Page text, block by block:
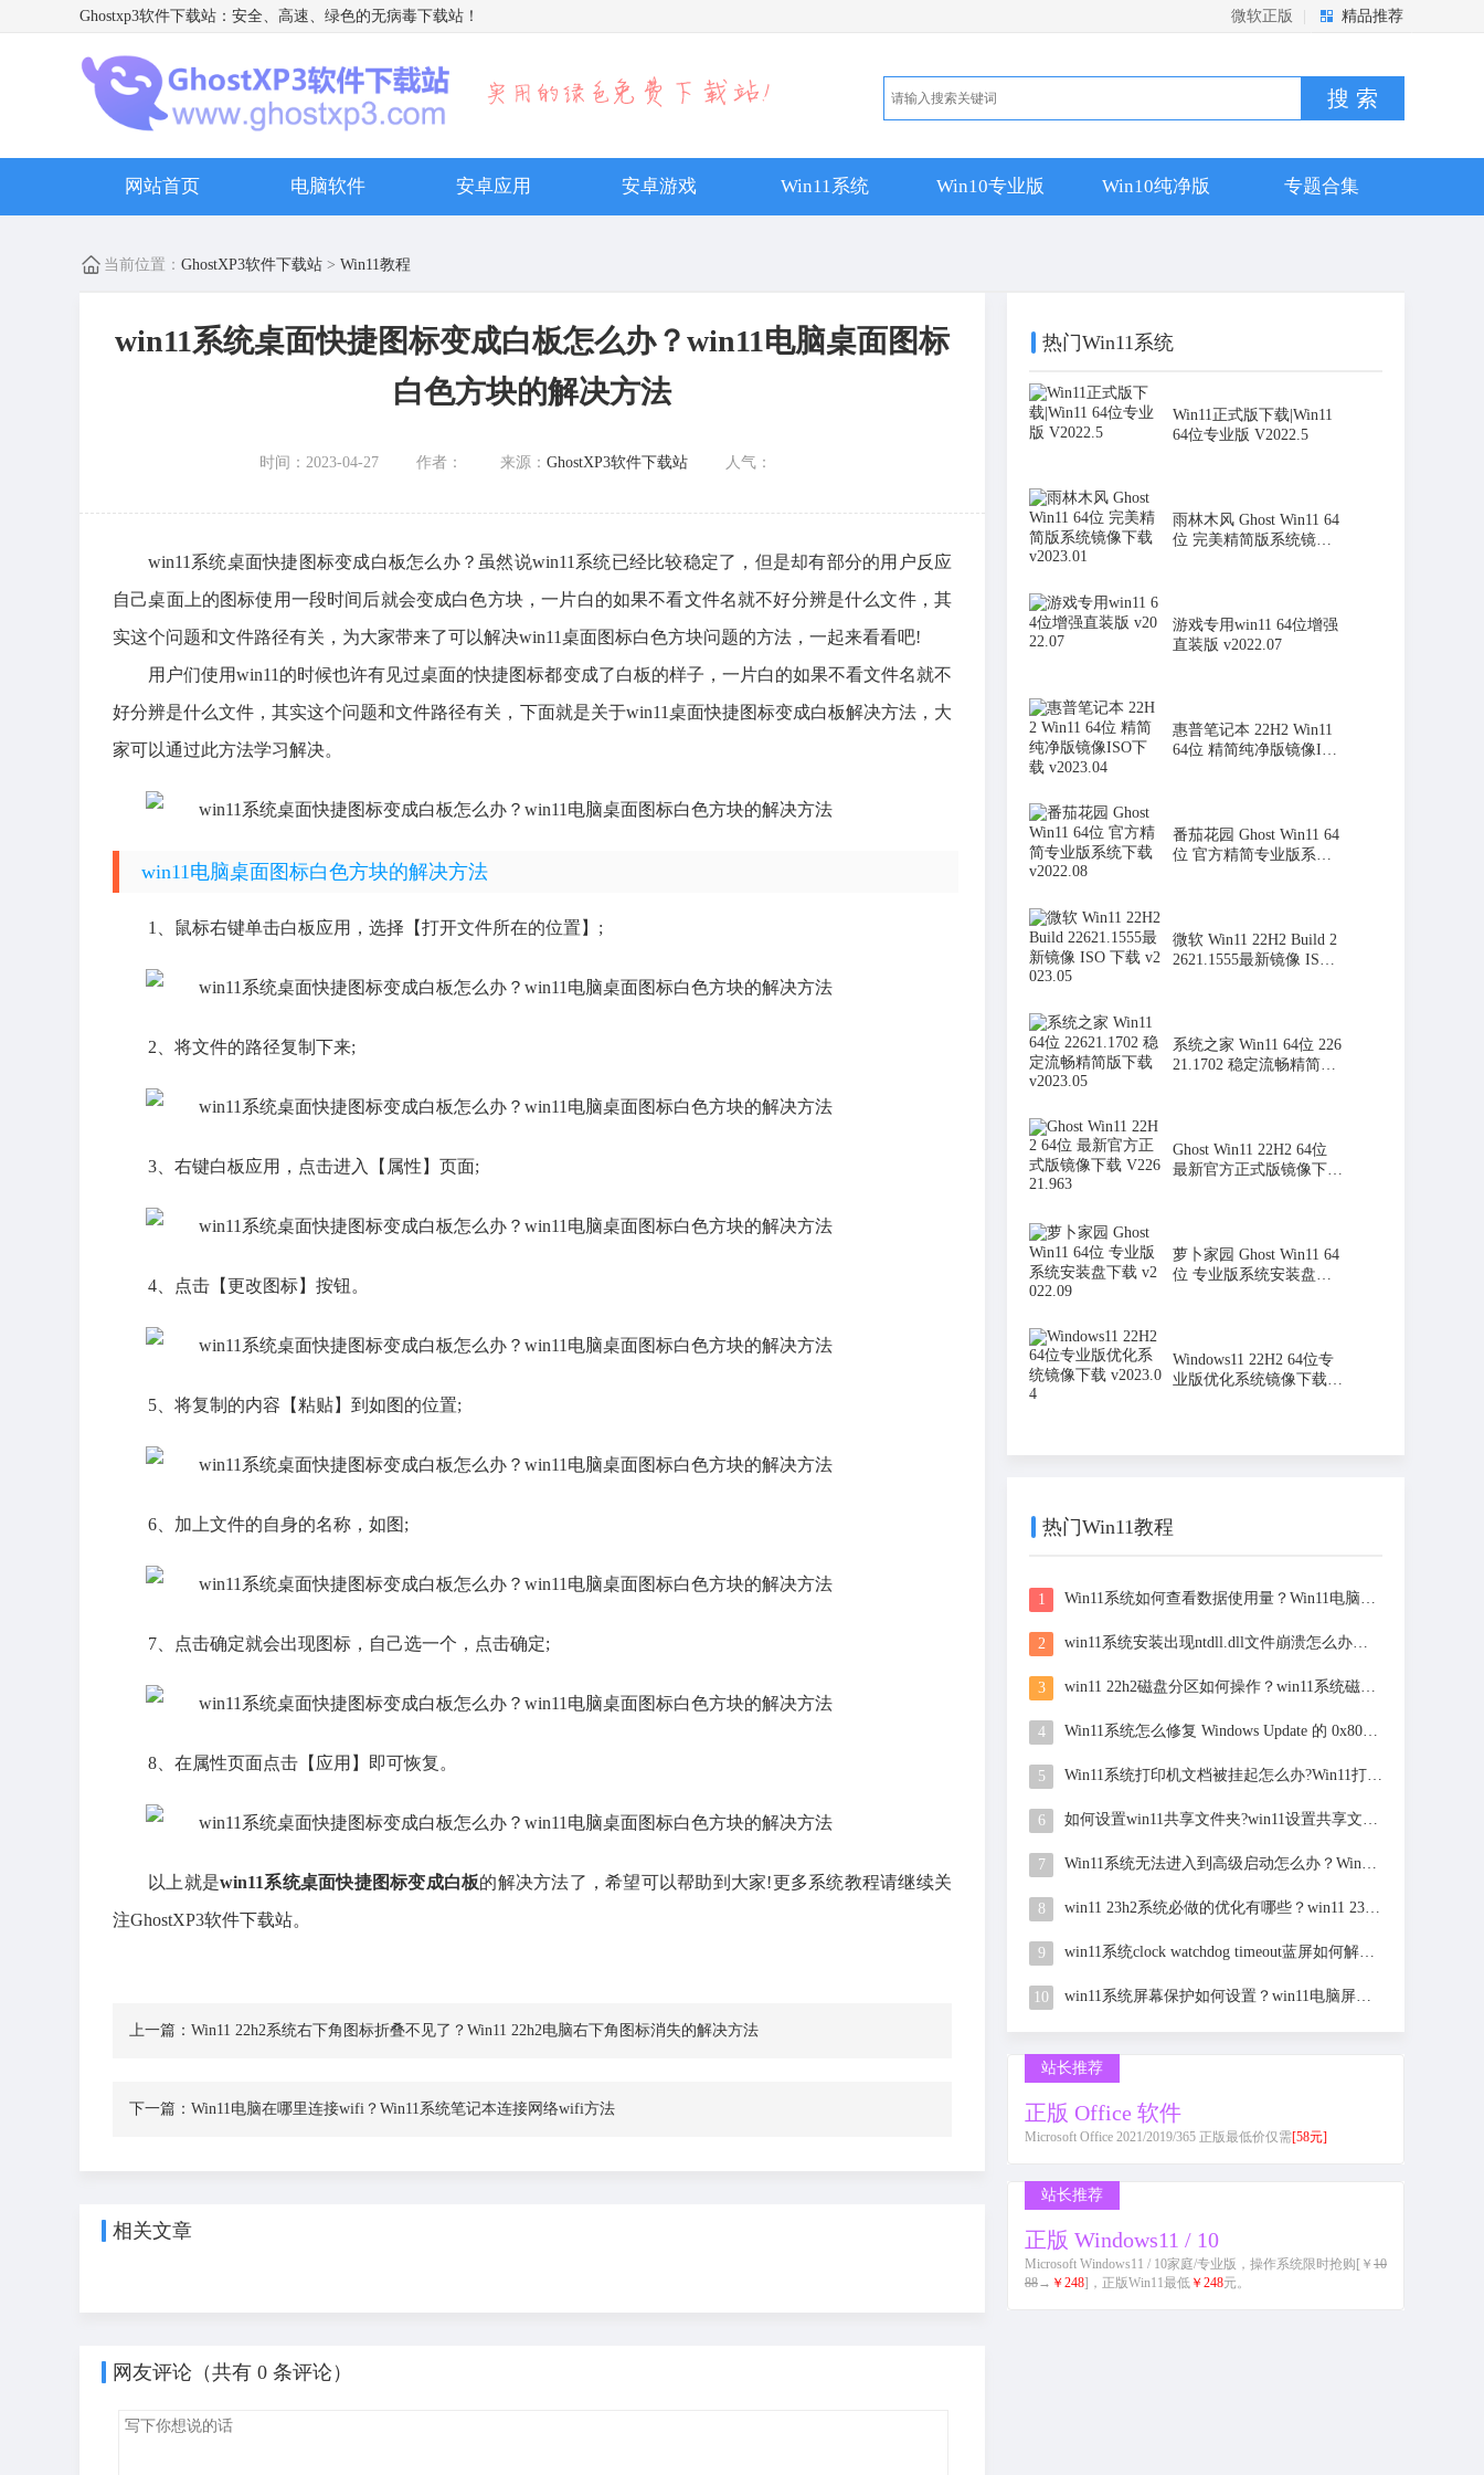
Ghostxp3软件下载站 ：安全、高速、绿色的无病毒下载站！ 微软正版 精品推荐
搜 索
网站首页 电脑软件 安卓应用 安卓游戏 Win11系统 Win10专业版 Win10纯净版 专题合集
当前位置： GhostXP3软件下载站 > Win11教程
win11系统桌面快捷图标变成白板怎么办？win11电脑桌面图标
白色方块的解决方法
时间：2023-04-27 作者： 来源： GhostXP3软件下载站 人气：
win11系统桌面快捷图标变成白板怎么办？虽然说win11系统已经比较稳定了，但是却有部分的用户反应
自己桌面上的图标使用一段时间后就会变成白色方块，一片白的如果不看文件名就不好分辨是什么文件，其
实这个问题和文件路径有关，为大家带来了可以解决win11桌面图标白色方块问题的方法，一起来看看吧!
用户们使用win11的时候也许有见过桌面的快捷图标都变成了白板的样子，一片白的如果不看文件名就不
好分辨是什么文件，其实这个问题和文件路径有关，下面就是关于win11桌面快捷图标变成白板解决方法，大
家可以通过此方法学习解决。
win11电脑桌面图标白色方块的解决方法
1、鼠标右键单击白板应用，选择【打开文件所在的位置】;
2、将文件的路径复制下来;
3、右键白板应用，点击进入【属性】页面;
4、点击【更改图标】按钮。
5、将复制的内容【粘贴】到如图的位置;
6、加上文件的自身的名称，如图;
7、点击确定就会出现图标，自己选一个，点击确定;
8、在属性页面点击【应用】即可恢复。
以上就是win11系统桌面快捷图标变成白板的解决方法了，希望可以帮助到大家!更多系统教程请继续关
注GhostXP3软件下载站。
上一篇： Win11 22h2系统右下角图标折叠不见了？Win11 22h2电脑右下角图标消失的解决方法
下一篇： Win11电脑在哪里连接wifi？Win11系统笔记本连接网络wifi方法
相关文章
网友评论（共有 0 条评论）
热门Win11系统
Win11正式版下载|Win11
64位专业版 V2022.5
雨林木风 Ghost Win11 64
位 完美精简版系统镜像
游戏专用win11 64位增强
直装版 v2022.07
惠普笔记本 22H2 Win11
64位 精简纯净版镜像ISO
番茄花园 Ghost Win11 64
位 官方精简专业版系统
微软 Win11 22H2 Build 2
2621.1555最新镜像 ISO
系统之家 Win11 64位 226
21.1702 稳定流畅精简版
Ghost Win11 22H2 64位
最新官方正式版镜像下载
萝卜家园 Ghost Win11 64
位 专业版系统安装盘下
Windows11 22H2 64位专
业版优化系统镜像下载 v
热门Win11教程
1 Win11系统如何查看数据使用量？Win11电脑数据使用量的查看方法
2 win11系统安装出现ntdll.dll文件崩溃怎么办？win11安装出现ntdll.dll文件崩溃解决方法
3 win11 22h2磁盘分区如何操作？win11系统磁盘分区教程
4 Win11系统怎么修复 Windows Update 的 0x80190001 错误？
5 Win11系统打印机文档被挂起怎么办?Win11打印机文档被挂起的解决方法
6 如何设置win11共享文件夹?win11设置共享文件夹步骤
7 Win11系统无法进入到高级启动怎么办？Win11进入高级启动模式的方法
8 win11 23h2系统必做的优化有哪些？win11 23h2十大必须禁止的服务
9 win11系统clock watchdog timeout蓝屏如何解决?win11电脑clock watchdog timeout蓝屏解决方法
10 win11系统屏幕保护如何设置？win11电脑屏幕保护设置教程
站长推荐
正版 Office 软件
Microsoft Office 2021/2019/365 正版最低价仅需[58元]
站长推荐
正版 Windows11 / 10
Microsoft Windows11 / 10家庭/专业版，操作系统限时抢购[￥ 10
88→ ￥248]，正版Win11最低 ￥248元。